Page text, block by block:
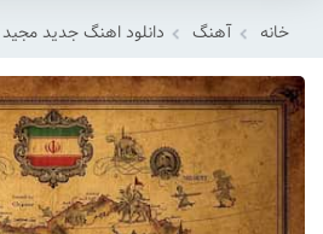
خانه آهنگ دانلود اهنگ جدید مجید